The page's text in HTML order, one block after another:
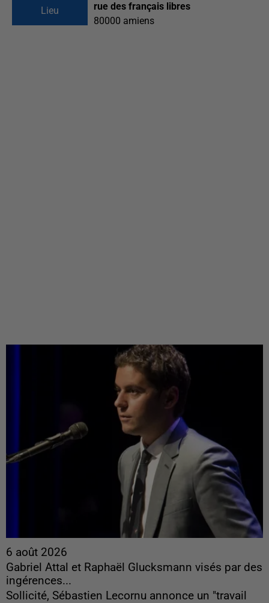
Lieu
rue des français libres
80000 amiens
6 août 2026
Gabriel Attal et Raphaël Glucksmann visés par des
ingérences...
Sollicité, Sébastien Lecornu annonce un "travail